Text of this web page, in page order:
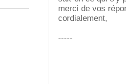
merci de vos
cordialement,
-----